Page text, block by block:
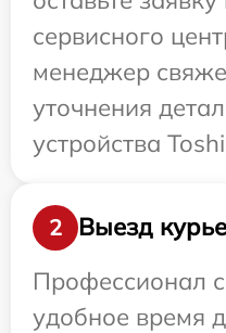
сервисного
менеджер
уточнения
устройства
2
Выезд
Профессионал
удобное время